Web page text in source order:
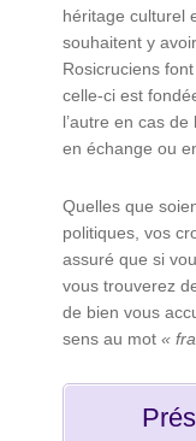
héritage culturel
souhaitent y
Rosicruciens
celle-ci est
l’autre en cas de
en échange ou
Quelles que
politiques, vos
assuré que si
vous trouverez
de bien vous
sens au mot«